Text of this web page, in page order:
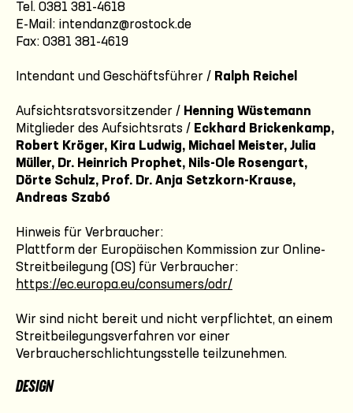
Tel. 0381 381-4618
E-Mail: intendanz@rostock.de
Fax: 0381 381-4619
Intendant und Geschäftsführer / Ralph Reichel
Aufsichtsratsvorsitzender / Henning Wüstemann
Mitglieder des Aufsichtsrats / Eckhard Brickenkamp,
Robert Kröger, Kira Ludwig, Michael Meister, Julia
Müller, Dr. Heinrich Prophet, Nils-Ole Rosengart,
Dörte Schulz, Prof. Dr. Anja Setzkorn-Krause,
Andreas Szabó
Hinweis für Verbraucher:
Plattform der Europäischen Kommission zur Online-
Streitbeilegung (OS) für Verbraucher:
https://ec.europa.eu/consumers/odr/
Wir sind nicht bereit und nicht verpflichtet, an einem
Streitbeilegungsverfahren vor einer
Verbraucherschlichtungsstelle teilzunehmen.
DESIGN